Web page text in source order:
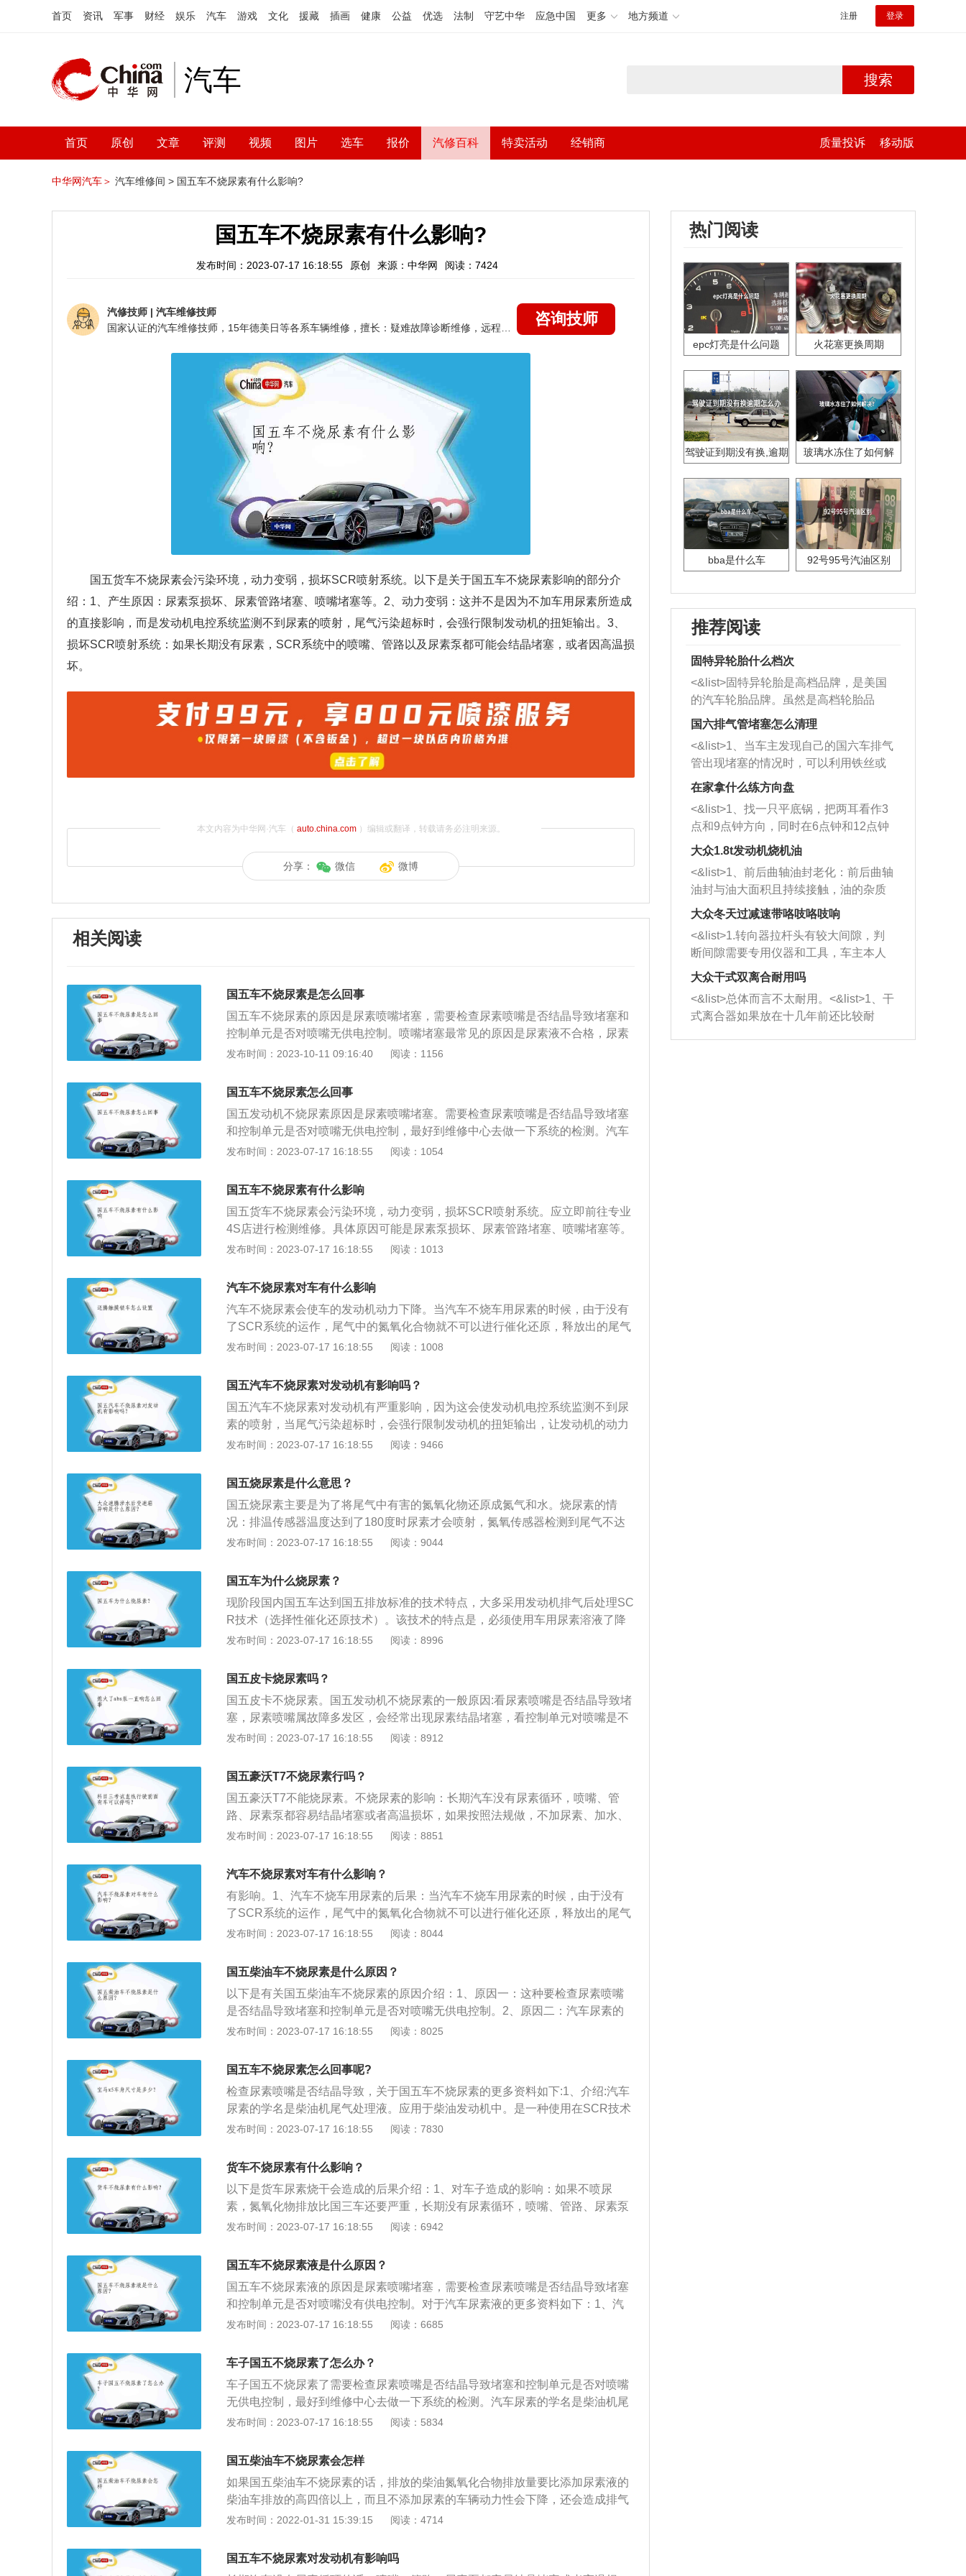
首页 资讯 军事 财经 娱乐 汽车 游戏 文化 援藏 插画 健康 公益 优选 法制 守艺中华 应急中国 更多 地方频道 注册 登录
汽车 搜索
首页 原创 文章 评测 视频 图片 选车 报价 汽修百科 特卖活动 经销商 质量投诉 移动版
中华网汽车＞ 汽车维修间 > 国五车不烧尿素有什么影响?
国五车不烧尿素有什么影响?
发布时间：2023-07-17 16:18:55 原创 来源：中华网 阅读：7424
汽修技师 | 汽车维修技师
咨询技师
国五货车不烧尿素会污染环境，动力变弱，损坏SCR喷射系统。以下是关于国五车不烧尿素影响的部分介
绍：1、产生原因：尿素泵损坏、尿素管路堵塞、喷嘴堵塞等。2、动力变弱：这并不是因为不加车用尿素所造成
的直接影响，而是发动机电控系统监测不到尿素的喷射，尾气污染超标时，会强行限制发动机的扭矩输出。3、
损坏SCR喷射系统：如果长期没有尿素，SCR系统中的喷嘴、管路以及尿素泵都可能会结晶堵塞，或者因高温损
坏。
本文内容为中华网·汽车（ auto.china.com）编辑或翻译，转载请务必注明来源。
分享： 微信 微博
相关阅读
国五车不烧尿素是怎么回事
国五车不烧尿素的原因是尿素喷嘴堵塞，需要检查尿素喷嘴是否结晶导致堵塞和
控制单元是否对喷嘴无供电控制。喷嘴堵塞最常见的原因是尿素液不合格，尿素
液中含有杂质会导致喷嘴堵塞。解决办法：到维修中心给车辆做一下系统的检
制，就更换控制单元。汽车尿素名称为柴油废气处理液。用于柴油发动机，是一
种用于SCR技术的液体，用于减少柴油车排气中的氮氧化物污染。由32.5%的高
纯度尿素和67.5%的去离子水组成。虽然汽车用尿素也是尿素，但与农业用尿素
相差甚远，汽车尿素有严格的配套要求，基本上由高纯度尿素和去离子水组成，
配比严格控制。杂质控制的程度是质量标准之一。而农用尿素颗粒物、金属离
SCR系统造成致命的损坏，更换后处理系统并不便宜。
发布时间：2023-10-11 09:16:40 阅读：1156
国五车不烧尿素怎么回事
国五发动机不烧尿素原因是尿素喷嘴堵塞。需要检查尿素喷嘴是否结晶导致堵塞
和控制单元是否对喷嘴无供电控制，最好到维修中心去做一下系统的检测。汽车
尿素名称为柴油废气处理液。用于柴油发动机，是一种用于SCR技术的液体，用
水组成。虽然汽车用尿素也是尿素，但与农业用尿素相差甚远，汽车尿素有严格
的配套要求，基本上由高纯度尿素和去离子水组成，配比严格控制。杂质控制的
程度是质量标准之一。而农用尿素颗粒物、金属离子、矿物质等杂质较多，危害
十分明显。简单地说，向汽车中添加农业尿素会对SCR系统造成致命的损坏，更
换后处理系统并不便宜。不燃烧尿素液，主要是由于喷嘴堵塞造成的。喷嘴堵塞
发布时间：2023-07-17 16:18:55 阅读：1054
国五车不烧尿素有什么影响
国五货车不烧尿素会污染环境，动力变弱，损坏SCR喷射系统。应立即前往专业
4S店进行检测维修。具体原因可能是尿素泵损坏、尿素管路堵塞、喷嘴堵塞等。
污染环境：柴油车不加尿素会对生态环境造成极其恶劣的影响，同时这也是国家
响，而是发动机电控系统当监测不到尿素的喷射，尾气污染超标时，会强行限制
发动机的扭矩输出。车辆受损：如果长期没有尿素的话，SCR系统中的喷嘴、管
路以及尿素泵都可能会结晶堵塞，或者因高温损坏。柴油车加车用尿素主要是为
了减少柴油机排出废气中的氮氧化合物（NOX)。柴油车尾气中的NOX主要以一
氧化氮（NO）为主，如果NO浓度过高将会影响人体的胸肺功能，造成中枢神经
的刺激性气味，吸入会造成人体呼吸系统的疾病。
发布时间：2023-07-17 16:18:55 阅读：1013
汽车不烧尿素对车有什么影响
汽车不烧尿素会使车的发动机动力下降。当汽车不烧车用尿素的时候，由于没有
了SCR系统的运作，尾气中的氮氧化合物就不可以进行催化还原，释放出的尾气
肯定是对生态环境不好的。如果长期没有尿素的话，很可能就会导致局部或者整
境：如上所述，柴油车不加尿素会对生态环境造成极其恶劣的影响，同时这也是
国家法律法规所不允许的；2.损坏SCR喷射系统：如果长期没有尿素的话，SCR
系统中的喷嘴、管路以及尿素泵都可能会结晶堵塞，或者因高温损坏；3.动力变
弱：这并不是因为不加车用尿素所造成的直接影响，而是发动机电控系统当监测
不到尿素的喷射，尾气污染超标时，会强行限制发动机的扭矩输出。如果发现车
不工作了，而这种问题并不是自己动手所能解决的，具体原因可能是：尿素泵损
坏、尿素管路堵塞、喷嘴堵塞等。解决办法：应立即前往专业4S店进行检测维
修。
发布时间：2023-07-17 16:18:55 阅读：1008
国五汽车不烧尿素对发动机有影响吗？
国五汽车不烧尿素对发动机有严重影响，因为这会使发动机电控系统监测不到尿
素的喷射，当尾气污染超标时，会强行限制发动机的扭矩输出，让发动机的动力
变弱。以下是国五汽车不烧尿素的原因：尿素泵损坏：国五汽车不烧尿素首先应
不烧尿素，因为尿素泵损坏会造成漏液，从而导致建压失败造成不烧尿素的问题
产生。尿素管路堵塞：尿素管路最常见的原因是尿素液不合格，尿素液中含有杂
质则会导致尿素管路出现堵塞，如果长期没有检修，则会导致尿素逐渐不能输送
喷射出来，发动机的电控系统也就无法检测到尿素。
发布时间：2023-07-17 16:18:55 阅读：9466
国五烧尿素是什么意思？
国五烧尿素主要是为了将尾气中有害的氮氧化物还原成氮气和水。烧尿素的情
况：排温传感器温度达到了180度时尿素才会喷射，氮氧传感器检测到尾气不达
标时会加大尿素的喷射量等这些。当尾气从发动机排出来之后，经过排温传感器
行建压蓄压，当压力达到标准压力时，尿素喷嘴就会开始工作。喷射尿素在高温
环境下会分解成氨气和水后与尾气一同进入到催化箱内部发生反应，氨气和尾气
中的氮氧化合物就会反应生成水和氮气整个后处理工作完成，尾气质量达标。尿
素消耗大的原因：氮氧传感器检测到车辆的尾气不达标时，就会多喷射尿素；排
温传感器在180度时会将信号传给电脑板，才会让喷嘴开始喷射尿素，如果排温
消耗；尿素泵的问题，尿素泵内部的故障会导致建压失败，或者是气助式的尿素
泵更容易造成多烧尿素。路况原因，如果长期走山路起伏路段的时候，就会造成
车辆发动机内的燃烧不充分。
发布时间：2023-07-17 16:18:55 阅读：9044
国五车为什么烧尿素？
现阶段国内国五车达到国五排放标准的技术特点，大多采用发动机排气后处理SC
R技术（选择性催化还原技术）。该技术的特点是，必须使用车用尿素溶液了降
低发动机排气中的NOx，所以，国五车在行驶中，尿素箱中不得缺少车用尿素溶
角度来看，也可以增加经济效益，实现环境和车主双赢的目标。注意事项：如果
用户不添加车用尿素溶液或使用劣质车用尿素，发动机的ECU会记录车辆排放超
标的信息。在车辆年检时，管理部门可以用专用检测设备读取这些信息，并依据
法规做出相应的处罚。
发布时间：2023-07-17 16:18:55 阅读：8996
国五皮卡烧尿素吗？
国五皮卡不烧尿素。国五发动机不烧尿素的一般原因:看尿素喷嘴是否结晶导致堵
塞，尿素喷嘴属故障多发区，会经常出现尿素结晶堵塞，看控制单元对喷嘴是不
是有供电设置。一般来说供电线束的破损会导致线路开路、短路、断路，从而影
起重视，因为燃烧时间长了易造成排气管堵塞，从而降低了发动机的传输，必然
增加了耗油量，而且易导致scr系统的破坏。不烧尿素和烧尿素的区别：烧尿素是
为了减少氮氧化物排放，为了更加节能减排，加入尿素可以让排放的尾气符合国
家尾气排放的标准。
发布时间：2023-07-17 16:18:55 阅读：8912
国五豪沃T7不烧尿素行吗？
国五豪沃T7不能烧尿素。不烧尿素的影响：长期汽车没有尿素循环，喷嘴、管
路、尿素泵都容易结晶堵塞或者高温损坏，如果按照法规做，不加尿素、加水、
尿素兑水都会亮排放灯，限制扭矩。尿素的作用：减少汽车污染的功能，起到净
以需要加尿素减少污染。其中体现的催化还原反应：车用尿素溶液通过与NOX产
品选择性催化还原反应，将其转化成氮气、氧气、水，从而减低氮氧化合物的排
放。
发布时间：2023-07-17 16:18:55 阅读：8851
汽车不烧尿素对车有什么影响？
有影响。1、汽车不烧车用尿素的后果：当汽车不烧车用尿素的时候，由于没有
了SCR系统的运作，尾气中的氮氧化合物就不可以进行催化还原，释放出的尾气
肯定是对生态环境不好，而且动力方面会下降。2、长期不用尿素：长期没有使
统监测不到尿素的喷射时，就会强行限制发动机的运转，尽可能减少废气排出。
发布时间：2023-07-17 16:18:55 阅读：8044
国五柴油车不烧尿素是什么原因？
以下是有关国五柴油车不烧尿素的原因介绍：1、原因一：这种要检查尿素喷嘴
是否结晶导致堵塞和控制单元是否对喷嘴无供电控制。2、原因二：汽车尿素的
学名是柴油机尾气处理液。应用于柴油发动机中。它是一种使用在SCR技术中，
和67.5%的去离子水。3、原因三：看控制单元对喷嘴是不是有供电设置，一般来
说供电线束的破损会导致线路开路、短路、断路，从而影响后处理部件的正常运
行。
发布时间：2023-07-17 16:18:55 阅读：8025
国五车不烧尿素怎么回事呢?
检查尿素喷嘴是否结晶导致，关于国五车不烧尿素的更多资料如下:1、介绍:汽车
尿素的学名是柴油机尾气处理液。应用于柴油发动机中。是一种使用在SCR技术
中，用来减少柴油车尾气中的氮氧化物污染的液体。其组成成分为32.5%的高纯
车用尿素有严格的配比要求，基本上是由高纯尿素和去离子水组成，比例受到严
格控制。质量高低的标准之一，就是杂质的控制程度。而农用尿素的颗粒物、金
属离子、矿物质等杂质较多，危害非常明显。2、检查尿素喷嘴:这种要检查尿素
喷嘴是否结晶导致堵塞和控制单元是否对喷嘴无供电控制。
发布时间：2023-07-17 16:18:55 阅读：7830
货车不烧尿素有什么影响？
以下是货车尿素烧干会造成的后果介绍：1、对车子造成的影响：如果不喷尿
素，氮氧化物排放比国三车还要严重，长期没有尿素循环，喷嘴、管路、尿素泵
都容易结晶堵塞或者高温损坏，修车非常贵；不加尿素、加水、尿素兑水都会亮
载体没有影响，对排温和NOx传感器没有影响。2、对油耗的影响：厂家在生产
国四发动机的时候必须把尿素感应器的感应数据输入电脑控制板。一旦感应器传
输的数据显示尿素已经消耗完或者没有尿素，控制板会控制发动机的工况，使发
动机显得没力气，没力气就得加大油门，油耗自然就高。即使这样发动机还是不
能满负荷输出功率。
发布时间：2023-07-17 16:18:55 阅读：6942
国五车不烧尿素液是什么原因？
国五车不烧尿素液的原因是尿素喷嘴堵塞，需要检查尿素喷嘴是否结晶导致堵塞
和控制单元是否对喷嘴没有供电控制。对于汽车尿素液的更多资料如下：1、汽
车尿素液的学名是柴油机尾气处理液。应用于柴油发动机中。是一种使用在SCR
的高纯尿素和67.5%的去离子水。虽然车用尿素也是尿素，但与农用尿素有天壤
之别。车用尿素有严格的配比要求，基本上是由高纯尿素和去离子水组成，比例
受到严格控制。质量高低的标准之一，就是杂质的控制程度。而农用尿素的颗粒
物、金属离子、矿物质等杂质较多，危害非常明显。扩展资料：国家第五阶段机
动车污染物排放标准，即“国五标准”，国五标准排放控制水平相当于欧洲正在实
0%。
发布时间：2023-07-17 16:18:55 阅读：6685
车子国五不烧尿素了怎么办？
车子国五不烧尿素了需要检查尿素喷嘴是否结晶导致堵塞和控制单元是否对喷嘴
无供电控制，最好到维修中心去做一下系统的检测。汽车尿素的学名是柴油机尾
气处理液，应用于柴油发动机中，它是一种使用在SCR技术中，用来减少柴油车
标准”的车辆，机动车污染物排放标准是为了贯彻环境保护相关法律，减少并防止
汽车排气对环境的污染，保护生态环境，保证人体健康而制定的。
发布时间：2023-07-17 16:18:55 阅读：5834
国五柴油车不烧尿素会怎样
如果国五柴油车不烧尿素的话，排放的柴油氮氧化合物排放量要比添加尿素液的
柴油车排放的高四倍以上，而且不添加尿素的车辆动力性会下降，还会造成排气
管堵塞等问题。汽车尿素是一种使用在scr技术中，用于减少柴油车尾气中碳氧化
时间不烧尿素会很容易造成排气管堵塞，增加油耗，降低发动机的扭输，更重要
的是很容易引起scr系统的损坏。SCR系统是当发现排气管中有碳氧化合物的时
发布时间：2022-01-31 15:39:15 阅读：4714
国五车不烧尿素对发动机有影响吗
热门阅读
epc灯亮是什么问题 火花塞更换周期
驾驶证到期没有换,逾期
玻璃水冻住了如何解
bba是什么车 92号95号汽油区别
推荐阅读
固特异轮胎什么档次
<&list>固特异轮胎是高档品牌，是美国
的汽车轮胎品牌。虽然是高档轮胎品
牌，但是中高低端的轮胎都有生产，这
也是为了更好的开拓市场。
国六排气管堵塞怎么清理
<&list>1、当车主发现自己的国六车排气
管出现堵塞的情况时，可以利用铁丝或
者是细棍，直接将杂物给取出来，如果
堵塞情况比较严重，也可以采取应急措
施。 <&list>2、直接利用木棍将所有的
杂物推到排气管里面的位置处，然后将
三元催化器拆解开，就可以将堵塞的东
西取出来。但如果是因为积碳过多引起
的堵塞，就需要将三元催化器泡在草酸
洗剂对堵塞的情况得到解决，将清洗剂
放在燃油箱中，与燃油混合后，车辆启
动时，就可以和汽油一起进入到燃烧
室，最后形成废气排出，就可以让三元
催化器得到清洗，排气管堵塞的情况就
能够得到解决。
在家拿什么练方向盘
<&list>1、找一只平底锅，把两耳看作3
点和9点钟方向，同时在6点钟和12点钟
方向做一个标记。 <&list>2、双手握住
一圈半的练习，往右同样也要打相同的
圈数。 <&list>3、最后强调要反复练
习，这样就可以形成肌肉记忆，在真实
驾驶车辆时，不需要记忆也能打好方
向。
大众1.8t发动机烧机油
<&list>1、前后曲轴油封老化：前后曲轴
油封与油大面积且持续接触，油的杂质
和发动机内持续温度变化使其密封效果
逐渐减弱，导致渗油或漏油。<&list>2、
活塞间隙过大：积碳会使活塞环与缸体
的间隙扩大，导致机油流入燃烧室中，
造成烧机油。<&list>3、机油粘度。使用
机油粘度过小的话，同样会有烧机油现
象，机油粘度过小具有很好的流动性，
大众冬天过减速带咯吱咯吱响
<&list>1.转向器拉杆头有较大间隙，判
断间隙需要专用仪器和工具，车主本人
无法制作，需要将车辆送到修理厂或4s
店；<&list>2.车辆半轴套管防尘罩破
裂，破裂后会出现漏油现象，使半轴磨
损严重，磨损的半轴容易损坏，产生异
响；<&list>3.稳定器的转向胶套和球头
大众干式双离合耐用吗
<&list>总体而言不太耐用。<&list>1、干
式离合器如果放在十几年前还比较耐